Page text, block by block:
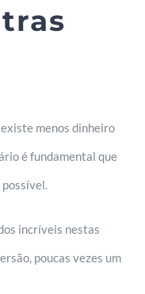
menos dinheiro
é fundamental que
possível.
incríveis nestas
poucas vezes um